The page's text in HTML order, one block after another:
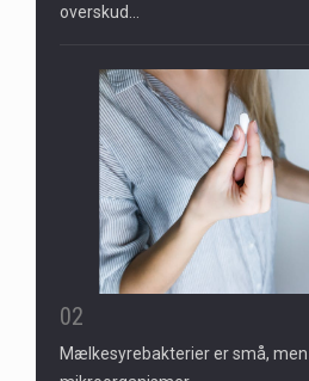
overskud…
02
Mælkesyrebakterier er små,